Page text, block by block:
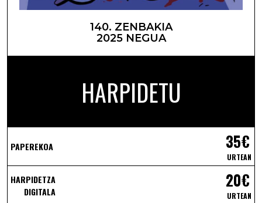
140. ZENBAKIA
2025 NEGUA
HARPIDETU
PAPEREKOA 35€
URTEAN
HARPIDETZA
DIGITALA
20€
URTEAN